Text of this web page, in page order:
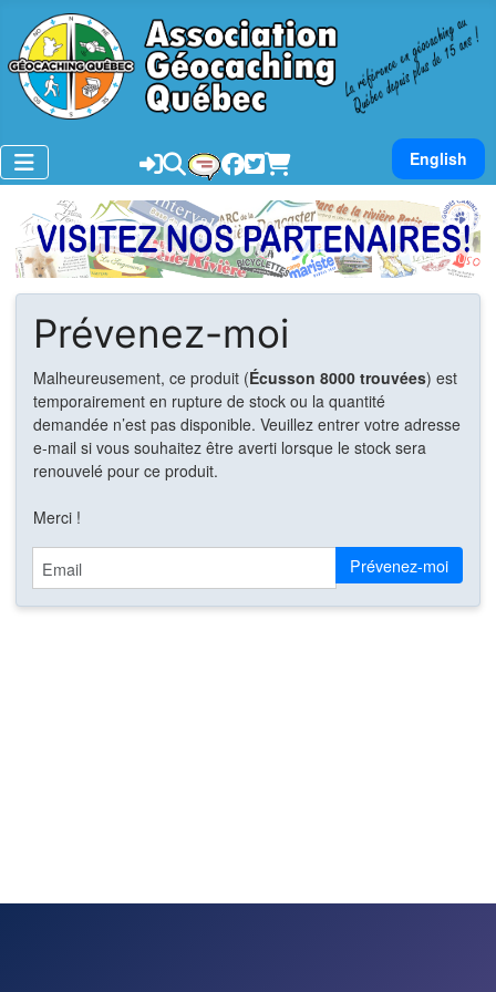
Sélectionnez
English
Prévenez-moi
Malheureusement, ce produit (Écusson 8000 trouvées) est
temporairement en rupture de stock ou la quantité
demandée n’est pas disponible. Veuillez entrer votre adresse
e-mail si vous souhaitez être averti lorsque le stock sera
renouvelé pour ce produit.
Merci !
Prévenez-moi